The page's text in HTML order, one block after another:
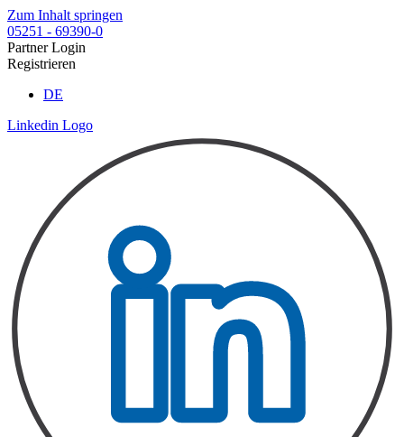
Zum Inhalt springen
05251 - 69390-0
Partner Login
Registrieren
DE
Linkedin Logo